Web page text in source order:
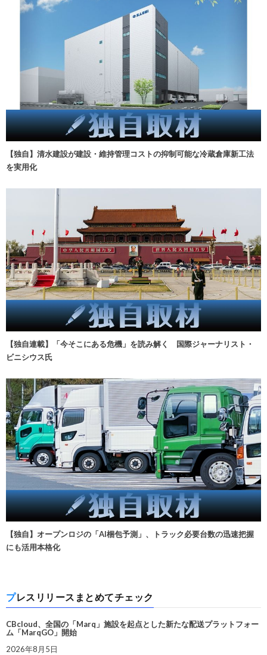
【独自】清水建設が建設・維持管理コストの抑制可能な冷蔵倉庫新工法
を実用化
【独自連載】「今そこにある危機」を読み解く 国際ジャーナリスト・
ビニシウス氏
【独自】オープンロジの「AI梱包予測」、トラック必要台数の迅速把握
にも活用本格化
プレスリリースまとめてチェック
CBcloud、全国の「Marq」施設を起点とした新たな配送プラットフォー
ム「MarqGO」開始
2026年8月5日